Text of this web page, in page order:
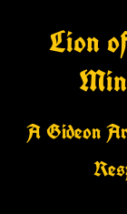
springenLion
A Gideon